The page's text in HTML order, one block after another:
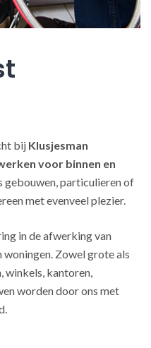
bij Klusjesman
voor binnen en
gebouwen, particulieren of
met evenveel plezier.
in de afwerking van
woningen. Zowel grote als
winkels, kantoren,
worden door ons met